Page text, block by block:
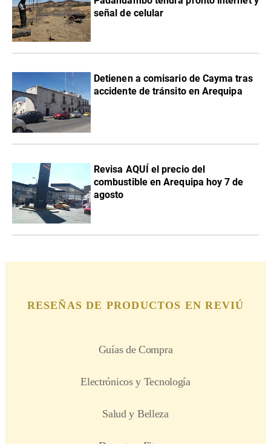
señal de celular
Detienen a comisario de Cayma tras
accidente de tránsito en Arequipa
Revisa AQUÍ el precio del
combustible en Arequipa hoy 7 de
agosto